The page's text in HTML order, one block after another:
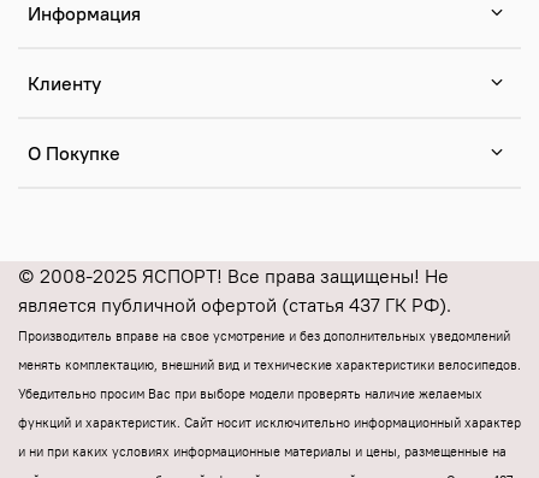
Информация
Клиенту
О Покупке
© 2008-2025 ЯСПОРТ! Все права защищены! Не
является публичной офертой (статья 437 ГК РФ).
Производитель вправе на свое усмотрение и без дополнительных уведомлений
менять комплектацию, внешний вид и технические характеристики велосипедов.
Убедительно просим Вас при выборе модели проверять наличие желаемых
функций и характеристик. Cайт носит исключительно информационный характер
и ни при каких условиях информационные материалы и цены, размещенные на